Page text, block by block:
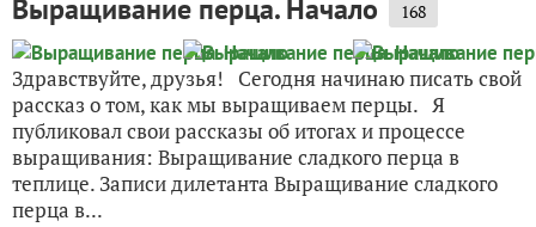
Выращивание перца. Начало 168
Здравствуйте, друзья! Сегодня начинаю писать свой
рассказ о том, как мы выращиваем перцы. Я
публиковал свои рассказы об итогах и процессе
выращивания: Выращивание сладкого перца в
теплице. Записи дилетанта Выращивание сладкого
перца в...